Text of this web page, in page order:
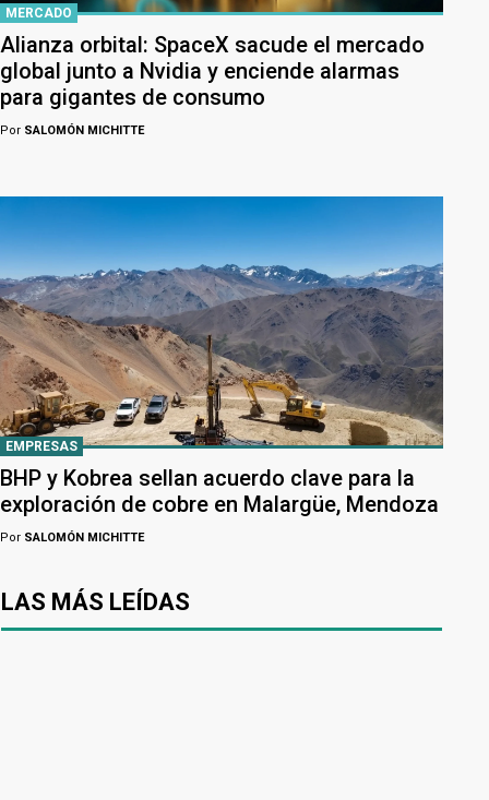
MERCADO
Alianza orbital: SpaceX sacude el mercado
global junto a Nvidia y enciende alarmas
para gigantes de consumo
Por SALOMÓN MICHITTE
EMPRESAS
BHP y Kobrea sellan acuerdo clave para la
exploración de cobre en Malargüe, Mendoza
Por SALOMÓN MICHITTE
LAS MÁS LEÍDAS